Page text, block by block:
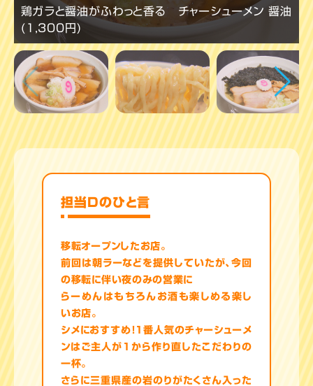
鶏ガラと醤油がふわっと香る チャーシューメン 醤油
(1,300円)
担当Dのひと言
移転オープンしたお店。
前回は朝ラーなどを提供していたが、今回
の移転に伴い夜のみの営業に
らーめんはもちろんお酒も楽しめる楽し
いお店。
シメにおすすめ！１番人気のチャーシューメ
ンはご主人が１から作り直したこだわりの
一杯。
さらに三重県産の岩のりがたくさん入った